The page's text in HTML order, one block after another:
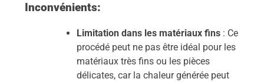
Inconvénients:
Limitation dans les matériaux fins : Ce
procédé peut ne pas être idéal pour les
matériaux très fins ou les pièces
délicates, car la chaleur générée peut